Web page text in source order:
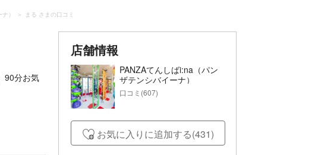
） まる さまの口コミ
90分お気
店舗情報
PANZAてんしばi:na（パン
ザテンシバイーナ）
口コミ(607)
お気に入りに追加する(431)